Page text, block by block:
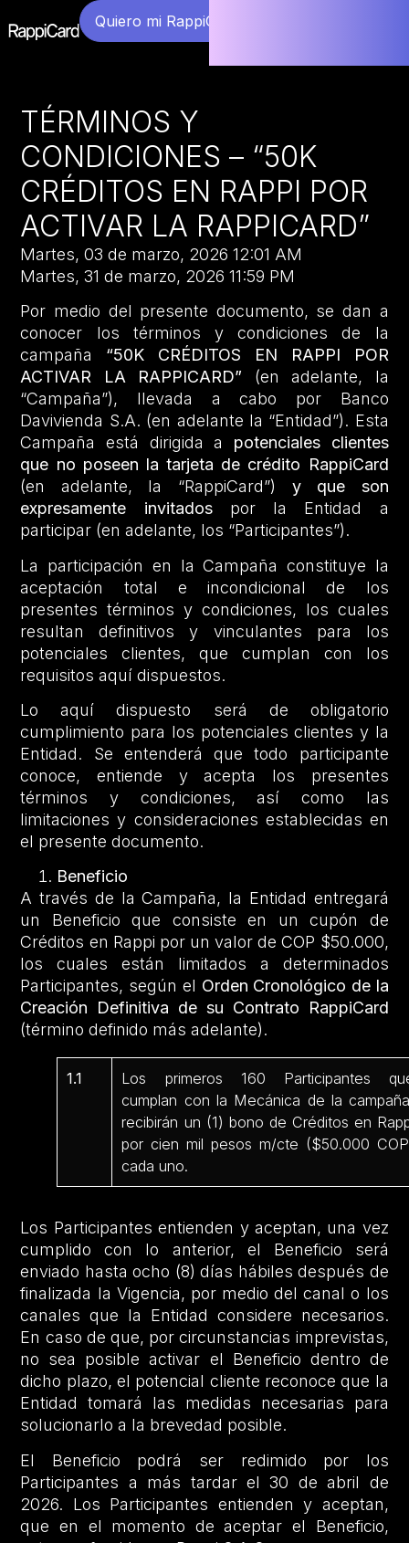
Quiero mi RappiCard
TÉRMINOS Y
CONDICIONES – “50K
CRÉDITOS EN RAPPI POR
ACTIVAR LA RAPPICARD”
Martes, 03 de marzo, 2026 12:01 AM
Martes, 31 de marzo, 2026 11:59 PM
Por medio del presente documento, se dan a
conocer los términos y condiciones de la
campaña “50K CRÉDITOS EN RAPPI POR
ACTIVAR LA RAPPICARD” (en adelante, la
“Campaña”), llevada a cabo por Banco
Davivienda S.A. (en adelante la “Entidad”). Esta
Campaña está dirigida a potenciales clientes
que no poseen la tarjeta de crédito RappiCard
(en adelante, la “RappiCard”) y que son
expresamente invitadospor la Entidad a
participar (en adelante, los “Participantes”).
La participación en la Campaña constituye la
aceptación total e incondicional de los
presentes términos y condiciones, los cuales
resultan definitivos y vinculantes para los
potenciales clientes, que cumplan con los
requisitos aquí dispuestos.
Lo aquí dispuesto será de obligatorio
cumplimiento para los potenciales clientes y la
Entidad. Se entenderá que todo participante
conoce, entiende y acepta los presentes
términos y condiciones, así como las
limitaciones y consideraciones establecidas en
el presente documento.
Beneficio
A través de la Campaña, la Entidad entregará
un Beneficio que consiste en un cupón de
Créditos en Rappi por un valor de COP $50.000,
los cuales están limitados a determinados
Participantes, según el Orden Cronológico de la
Creación Definitiva de su Contrato RappiCard
(término definido más adelante).
1.1
Los primeros 160 Participantes
cumplan con la Mecánica de la
recibirán un (1) bono de Créditos en
por cien mil pesos m/cte ($50.000
cada uno.
Los Participantes entienden y aceptan, una vez
cumplido con lo anterior, el Beneficio será
enviado hasta ocho (8) días hábiles después de
finalizada la Vigencia, por medio del canal o los
canales que la Entidad considere necesarios.
En caso de que, por circunstancias imprevistas,
no sea posible activar el Beneficio dentro de
dicho plazo, el potencial cliente reconoce que la
Entidad tomará las medidas necesarias para
solucionarlo a la brevedad posible.
El Beneficio podrá ser redimido por los
Participantes a más tardar el 30 de abril de
2026. Los Participantes entienden y aceptan,
que en el momento de aceptar el Beneficio,